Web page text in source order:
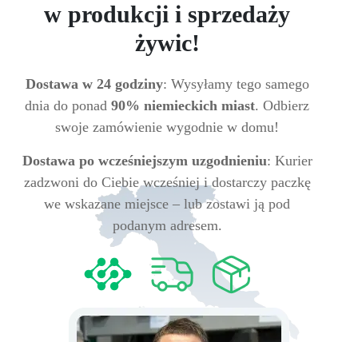
w produkcji i sprzedaży
żywic!
Dostawa w 24 godziny: Wysyłamy tego samego
dnia do ponad 90% niemieckich miast. Odbierz
swoje zamówienie wygodnie w domu!
Dostawa po wcześniejszym uzgodnieniu: Kurier
zadzwoni do Ciebie wcześniej i dostarczy paczkę
we wskazane miejsce – lub zostawi ją pod
podanym adresem.